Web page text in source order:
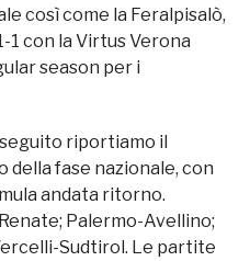
così come la Feralpisalò,
1 con la Virtus Verona
season per i
riportiamo il
della fase nazionale, con
andata ritorno.
Palermo-Avellino;
Sudtirol. Le partite